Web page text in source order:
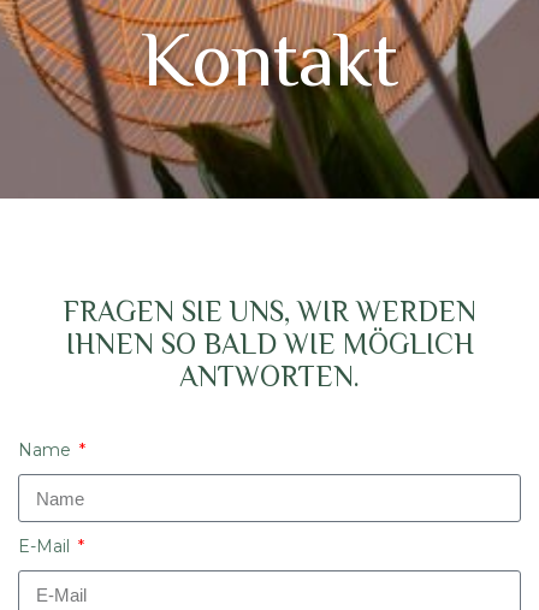
Kontakt
FRAGEN SIE UNS, WIR WERDEN
IHNEN SO BALD WIE MÖGLICH
ANTWORTEN.
Name
E-Mail